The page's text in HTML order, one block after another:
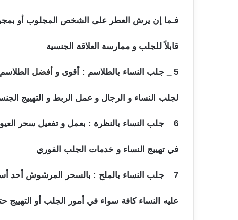
فـما إن يرش العطر على الشخص المجلوب أو
قابلاً للجلب و ممارسة العلاقة الجنسية
5 _ جلب النساء بالطلاسم : أقوى و أفضل
لجلب النساء و الرجال و عمل الربط و التهييج
6 _ جلب النساء بالنظرة : بعمل و تفعيل سحر العيون و توجيه النظرة السحرية بتسخير الخدام العلويين
في تهييج النساء و خدمات الجلب الفوري
7 _ جلب النساء بالملح : بالسحر المرشوش أحد أسهل الأعمال السفلية المجربة و الآمنة و التي يقبل
عليه النساء كافة سواء في أمور الجلب أو التهييج